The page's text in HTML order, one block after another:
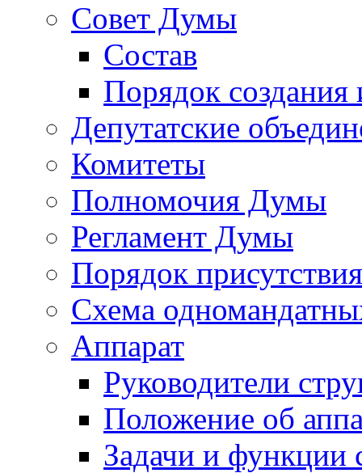
Совет Думы
Состав
Порядок создания
Депутатские
Комитеты
Полномочия Думы
Регламент Думы
Порядок
Схема
Аппарат
Руководители
Положение об
Задачи и функции